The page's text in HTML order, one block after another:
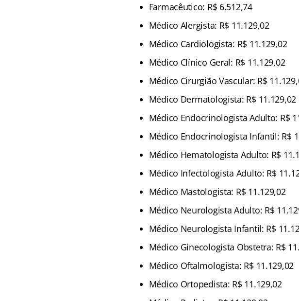
Farmacêutico: R$ 6.512,74
Médico Alergista: R$ 11.129,02
Médico Cardiologista: R$ 11.129,02
Médico Clínico Geral: R$ 11.129,02
Médico Cirurgião Vascular: R$
Médico Dermatologista: R$ 11.129,02
Médico Endocrinologista Adulto: R$
Médico Endocrinologista Infantil: R$
Médico Hematologista Adulto: R$
Médico Infectologista Adulto: R$
Médico Mastologista: R$ 11.129,02
Médico Neurologista Adulto: R$
Médico Neurologista Infantil: R$
Médico Ginecologista Obstetra: R$
Médico Oftalmologista: R$ 11.129,02
Médico Ortopedista: R$ 11.129,02